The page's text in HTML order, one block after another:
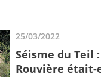
25/03/2022
Séisme du Teil
Rouvière était-